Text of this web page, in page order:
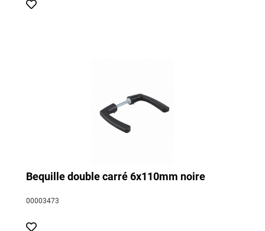
Bequille double carré 6x110mm noire
00003473